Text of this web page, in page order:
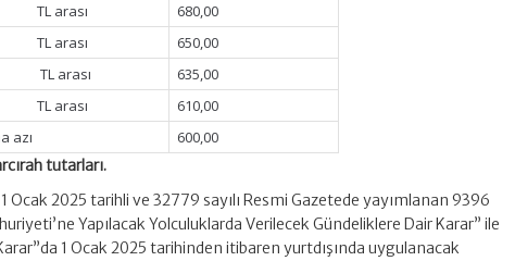
TL arası
680,00
TL arası
650,00
TL arası
635,00
TL arası
610,00
azı
600,00
tutarları.
Ocak 2025 tarihli ve 32779 sayılı Resmi Gazetede yayımlanan 9396
Yapılacak Yolculuklarda Verilecek Gündeliklere Dair Karar” ile
1 Ocak 2025 tarihinden itibaren yurtdışında uygulanacak